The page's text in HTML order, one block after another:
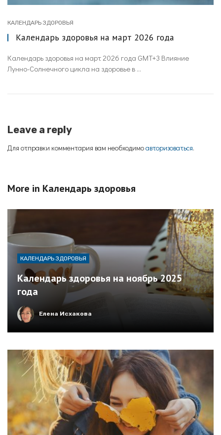
КАЛЕНДАРЬ ЗДОРОВЬЯ
Календарь здоровья на март 2026 года
Календарь здоровья на март 2026 года GMT+3 Влияние
Лунно-Солнечного цикла на здоровье в ...
Leave a reply
Для отправки комментария вам необходимоавторизоваться.
More in Календарь здоровья
КАЛЕНДАРЬ ЗДОРОВЬЯ
Календарь здоровья на ноябрь 2025
года
Елена Исхакова